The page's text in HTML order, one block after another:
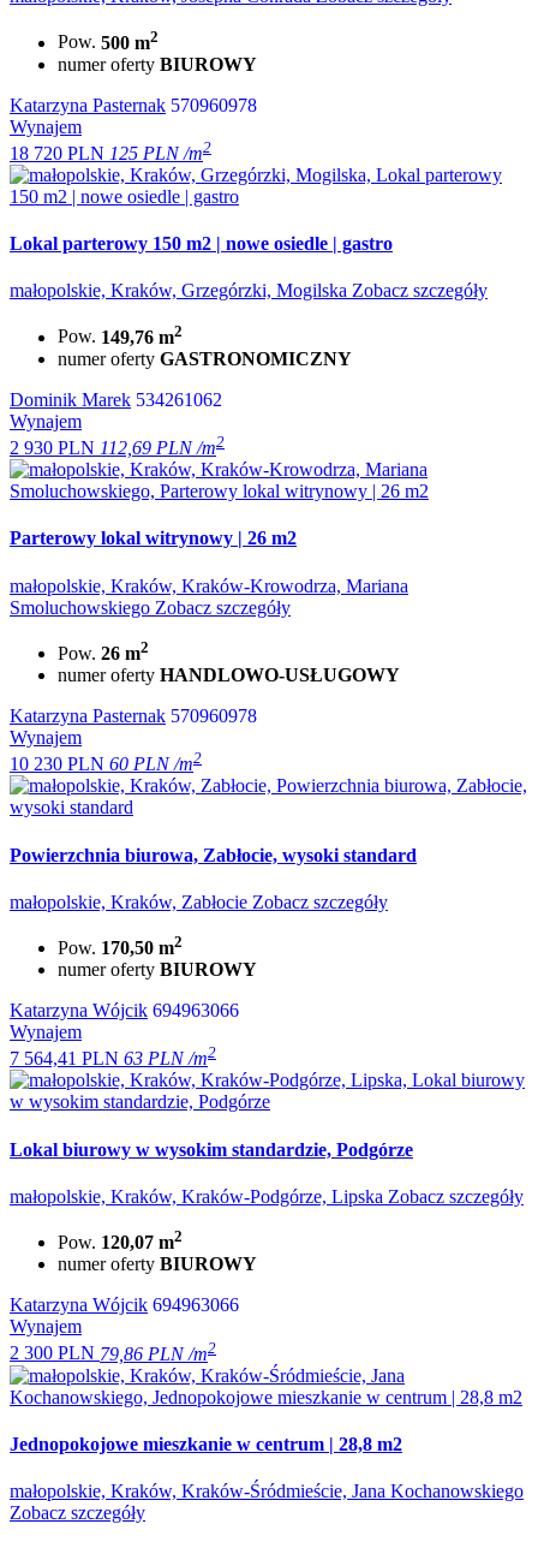
Pow. 500 m2
numer oferty BIUROWY
Katarzyna Pasternak 570960978
Wynajem
18 720 PLN 125 PLN /m2
Lokal parterowy 150 m2 | nowe osiedle | gastro
małopolskie, Kraków, Grzegórzki, Mogilska Zobacz szczegóły
Pow. 149,76 m2
numer oferty GASTRONOMICZNY
Dominik Marek 534261062
Wynajem
2 930 PLN 112,69 PLN /m2
Parterowy lokal witrynowy | 26 m2
małopolskie, Kraków, Kraków-Krowodrza, Mariana
Smoluchowskiego Zobacz szczegóły
Pow. 26 m2
numer oferty HANDLOWO-USŁUGOWY
Katarzyna Pasternak 570960978
Wynajem
10 230 PLN 60 PLN /m2
Powierzchnia biurowa, Zabłocie, wysoki standard
małopolskie, Kraków, Zabłocie Zobacz szczegóły
Pow. 170,50 m2
numer oferty BIUROWY
Katarzyna Wójcik 694963066
Wynajem
7 564,41 PLN 63 PLN /m2
Lokal biurowy w wysokim standardzie, Podgórze
małopolskie, Kraków, Kraków-Podgórze, Lipska Zobacz szczegóły
Pow. 120,07 m2
numer oferty BIUROWY
Katarzyna Wójcik 694963066
Wynajem
2 300 PLN 79,86 PLN /m2
Jednopokojowe mieszkanie w centrum | 28,8 m2
małopolskie, Kraków, Kraków-Śródmieście, Jana Kochanowskiego
Zobacz szczegóły